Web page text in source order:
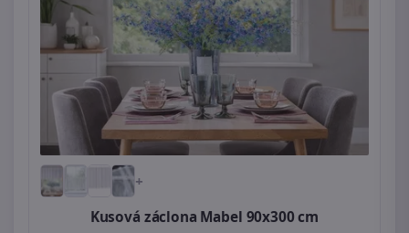
+
Kusová záclona Mabel 90x300 cm